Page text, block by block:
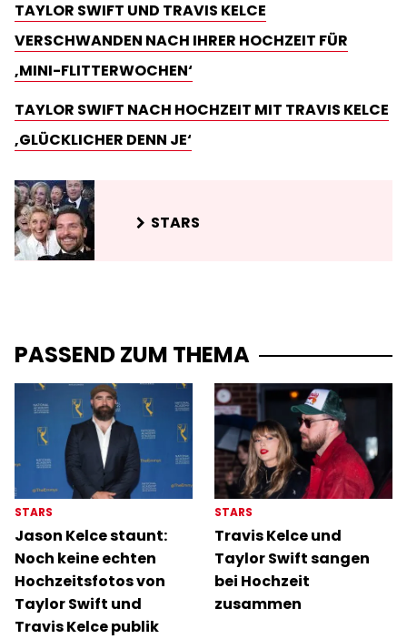
TAYLOR SWIFT UND TRAVIS KELCE
VERSCHWANDEN NACH IHRER HOCHZEIT FÜR
‚MINI-FLITTERWOCHEN‘
TAYLOR SWIFT NACH HOCHZEIT MIT TRAVIS KELCE
‚GLÜCKLICHER DENN JE‘
STARS
PASSEND ZUM THEMA
STARS
Jason Kelce staunt:
Noch keine echten
Hochzeitsfotos von
Taylor Swift und
Travis Kelce publik
STARS
Travis Kelce und
Taylor Swift sangen
bei Hochzeit
zusammen